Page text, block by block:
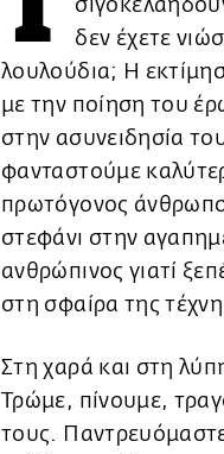
δεν έχετε
λουλούδια; Η
με την ποίηση του
στην ασυνειδησία
φανταστούμε
πρωτόγονος
στεφάνι στην
ανθρώπινος γιατί
στη σφαίρα της
Στη χαρά και στη
Τρώμε, πίνουμε,
τους.